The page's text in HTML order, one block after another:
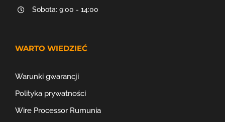
Sobota: 9:00 - 14:00
WARTO WIEDZIEĆ
Warunki gwarancji
Polityka prywatności
Wire Processor Rumunia